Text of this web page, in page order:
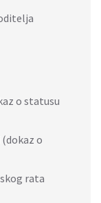
o statusu
o
rata